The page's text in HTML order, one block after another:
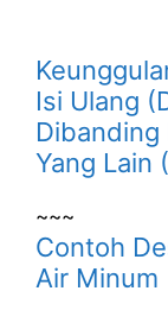
Isi Ulang
Yang Lain
~~~
Contoh
Air Minum